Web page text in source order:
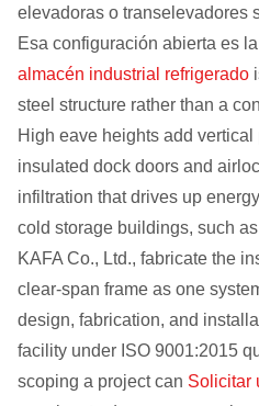
elevadoras o transelevadores
Esa configuración abierta es
almacén industrial refrigerado
steel structure rather than a
High eave heights add
insulated dock doors and
infiltration that drives up
cold storage buildings, such
KAFA Co., Ltd., fabricate the
clear-span frame as one
design, fabrication, and
facility under ISO 9001:2015
scoping a project can Solicitar